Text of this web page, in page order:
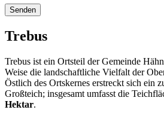
Trebus
Trebus ist ein Ortsteil der Gemeinde
Weise die landschaftliche Vielfalt der
Östlich des Ortskernes erstreckt sich ein
Großteich; insgesamt umfasst die
Hektar.